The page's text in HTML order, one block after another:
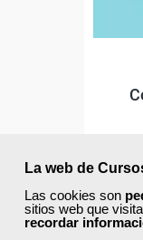
La web de
Las cookies son
sitios web que
recordar